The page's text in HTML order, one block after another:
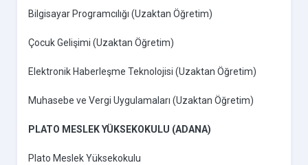
Bilgisayar Programcılığı (Uzaktan Öğretim)
Çocuk Gelişimi (Uzaktan Öğretim)
Elektronik Haberleşme Teknolojisi (Uzaktan Öğretim)
Muhasebe ve Vergi Uygulamaları (Uzaktan Öğretim)
PLATO MESLEK YÜKSEKOKULU (ADANA)
Plato Meslek Yüksekokulu